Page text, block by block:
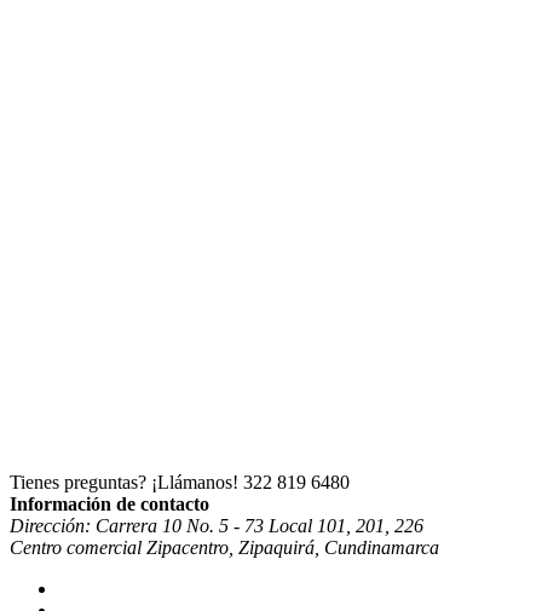
Tienes preguntas? ¡Llámanos! 322 819 6480
Información de contacto
Dirección: Carrera 10 No. 5 - 73 Local 101, 201, 226
Centro comercial Zipacentro, Zipaquirá, Cundinamarca